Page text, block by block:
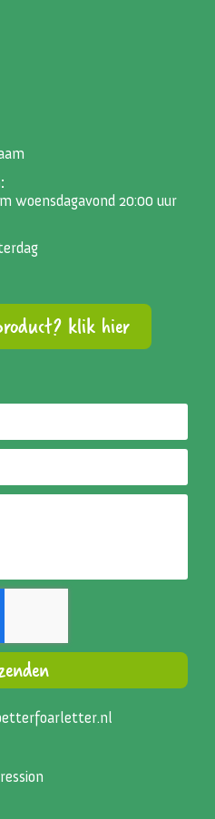
woensdagavond 20:00 uur
klik hier